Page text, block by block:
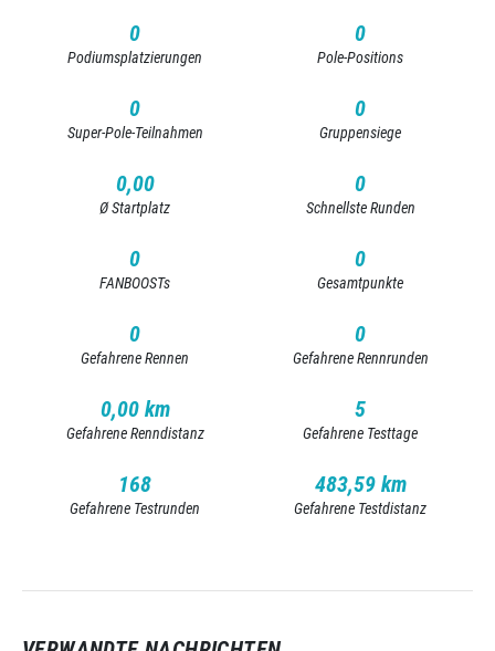
0
Podiumsplatzierungen
0
Pole-Positions
0
Super-Pole-Teilnahmen
0
Gruppensiege
0,00
Ø Startplatz
0
Schnellste Runden
0
FANBOOSTs
0
Gesamtpunkte
0
Gefahrene Rennen
0
Gefahrene Rennrunden
0,00 km
Gefahrene Renndistanz
5
Gefahrene Testtage
168
Gefahrene Testrunden
483,59 km
Gefahrene Testdistanz